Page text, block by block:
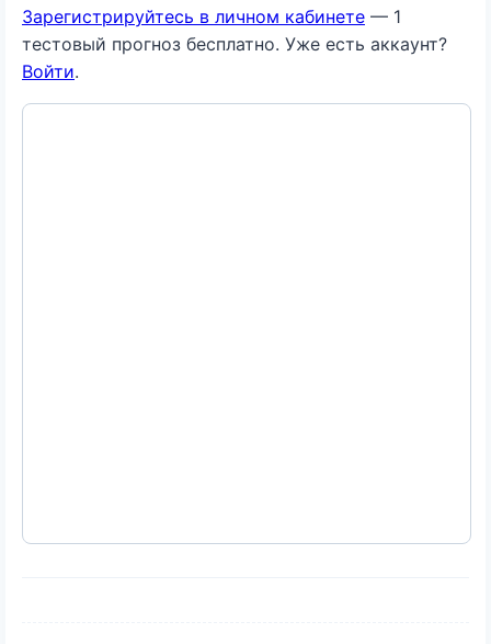
Зарегистрируйтесь в личном кабинете — 1
тестовый прогноз бесплатно. Уже есть аккаунт?
Войти.